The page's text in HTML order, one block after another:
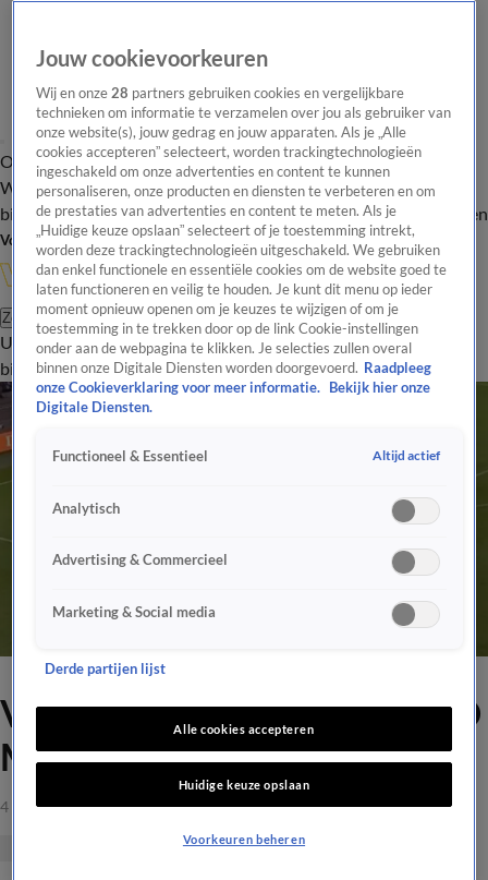
Overzicht Onze programma's Uitzendingen Onze gezichten
In de
WandelgangenInterviewsUitzending
bijwonenPodcastShopVeelgestelde vragenKijkersvraag insturen
Volg Vandaag Inside
Zoeken
UitzendingenVandaag InsideDe OranjezomerShopUitzending
bijwonen
VIDEOGOAL: CODY GAKPO
MET EEN WERELDGOAL!
4 sep 2021, 22:22
Jouw cookievoorkeuren
Wij en onze28 partners gebruiken cookies en vergelijkbare
technieken om informatie te verzamelen over jou als gebruiker van
onze website(s), jouw gedrag en jouw apparaten. Als je „Alle
cookies accepteren” selecteert, worden trackingtechnologieën
ingeschakeld om onze advertenties en content te kunnen
personaliseren, onze producten en diensten te verbeteren en om
de prestaties van advertenties en content te meten. Als je
„Huidige keuze opslaan” selecteert of je toestemming intrekt,
worden deze trackingtechnologieën uitgeschakeld. We gebruiken
dan enkel functionele en essentiële cookies om de website goed te
laten functioneren en veilig te houden. Je kunt dit menu op ieder
moment opnieuw openen om je keuzes te wijzigen of om je
toestemming in te trekken door op de link Cookie-instellingen
onder aan de webpagina te klikken. Je selecties zullen overal
binnen onze Digitale Diensten worden doorgevoerd. Raadpleeg
onze Cookieverklaring voor meer informatie.
Bekijk hier onze
Digitale Diensten.
Functioneel & Essentieel Altijd actief
Analytisch
Advertising & Commercieel
Marketing & Social media
Derde partijen lijst
Alle cookies accepteren
Huidige keuze opslaan
Voorkeuren beheren